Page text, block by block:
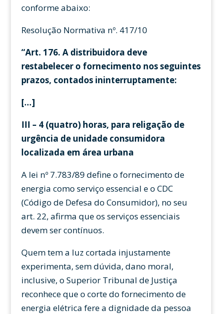
conforme abaixo:
Resolução Normativa nº. 417/10
“Art. 176. A distribuidora deve
restabelecer o fornecimento nos seguintes
prazos, contados ininterruptamente:
[…]
III – 4 (quatro) horas, para religação de
urgência de unidade consumidora
localizada em área urbana
A lei nº 7.783/89 define o fornecimento de
energia como serviço essencial e o CDC
(Código de Defesa do Consumidor), no seu
art. 22, afirma que os serviços essenciais
devem ser contínuos.
Quem tem a luz cortada injustamente
experimenta, sem dúvida, dano moral,
inclusive, o Superior Tribunal de Justiça
reconhece que o corte do fornecimento de
energia elétrica fere a dignidade da pessoa